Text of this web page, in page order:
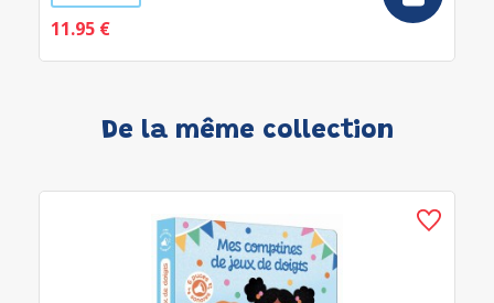
11.95 €
De la même collection